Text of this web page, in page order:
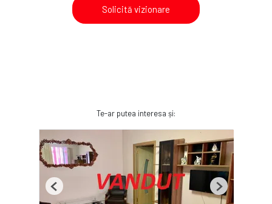
Solicită vizionare
Te-ar putea interesa și:
Previous Next